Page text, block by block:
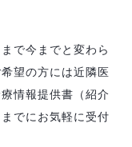
で今までと変わら
望の方には近隣医
情報提供書（紹介
でにお気軽に受付